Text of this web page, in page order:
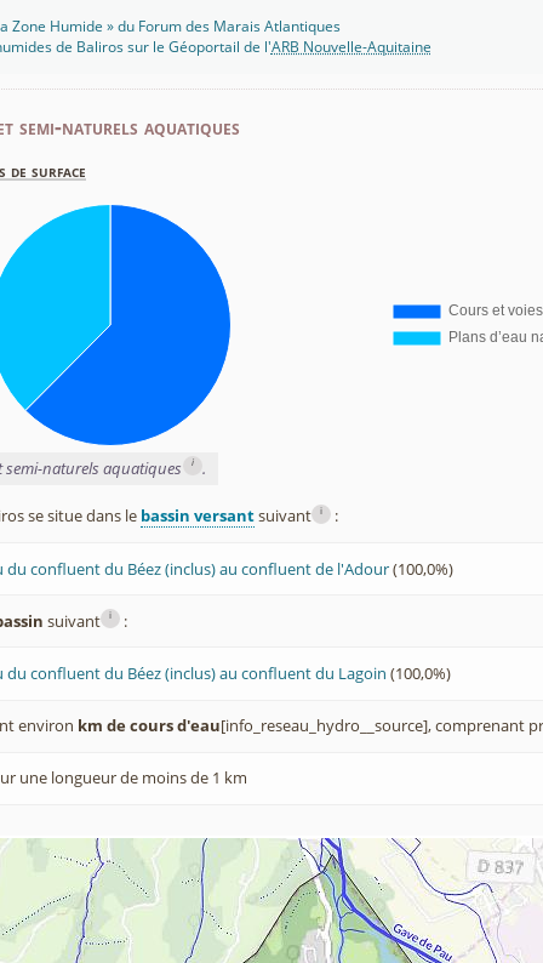
Zone Humide » du Forum des Marais Atlantiques
de Baliros sur le Géoportail de l'ARB Nouvelle-Aquitaine
semi-naturels aquatiques
de surface
semi-naturels aquatiques i .
se situe dans le bassin versantsuivant i :
du confluent du Béez (inclus) au confluent de l'Adour(100,0%)
suivant i :
du confluent du Béez (inclus) au confluent du Lagoin (100,0%)
environ km de cours d'eau[info_reseau_hydro__source], comprenant
une longueur de moins de 1 km